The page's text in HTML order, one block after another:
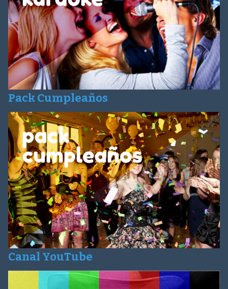
Pack Cumpleaños
Canal YouTube